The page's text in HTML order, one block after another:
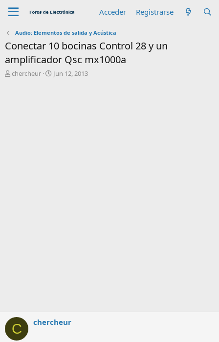
Acceder Registrarse
Audio: Elementos de salida y Acústica
Conectar 10 bocinas Control 28 y un
amplificador Qsc mx1000a
A
chercheur
F
Jun 12, 2013
C chercheur